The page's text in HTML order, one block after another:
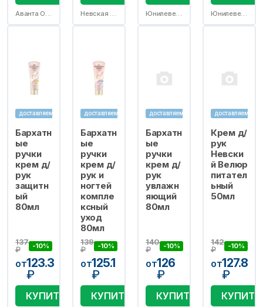
Аванта ОАО Невская косметика АО Юнилевер Русь ООО/Калина ОАО Юнилевер Русь ООО/Калина ОАО
доставляем
Бархатн
ые
ручки
крем д/
рук
защитн
ый
80мл
137
₽
-10%
от123.3
₽
КУПИТЬ
доставляем
Бархатн
ые
ручки
крем д/
рук и
ногтей
компле
ксный
уход
80мл
139
₽
-10%
от125.1
₽
КУПИТЬ
доставляем
Бархатн
ые
ручки
крем д/
рук
увлажн
яющий
80мл
140
₽
-10%
от126
₽
КУПИТЬ
доставляем
Крем д/
рук
Невски
й Велюр
питател
ьный
50мл
142
₽
-10%
от127.8
₽
КУПИТЬ